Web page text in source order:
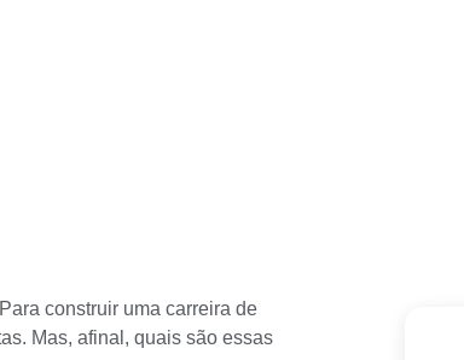
construir uma carreira de
Mas, afinal, quais são essas